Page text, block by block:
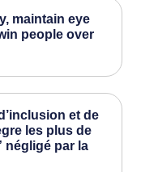
maintain eye
people over
et de
les plus de
négligé par la